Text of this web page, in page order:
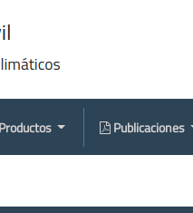
Productos Publicaciones